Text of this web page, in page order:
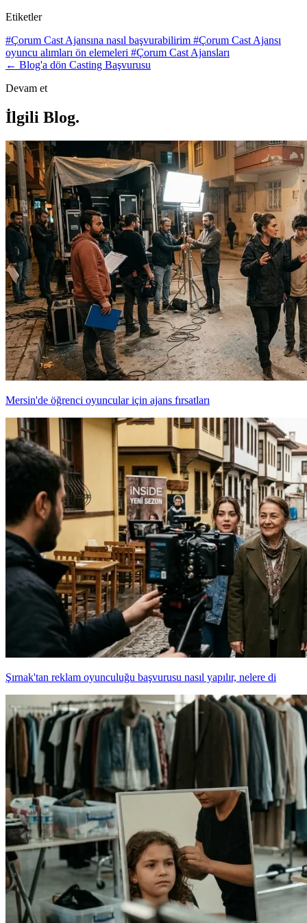
Etiketler
#Çorum Cast Ajansına nasıl başvurabilirim #Çorum Cast Ajansı
oyuncu alımları ön elemeleri #Çorum Cast Ajansları
← Blog'a dön Casting Başvurusu
Devam et
İlgili Blog.
Mersin'de öğrenci oyuncular için ajans fırsatları
Şırnak'tan reklam oyunculuğu başvurusu nasıl yapılır, nelere di